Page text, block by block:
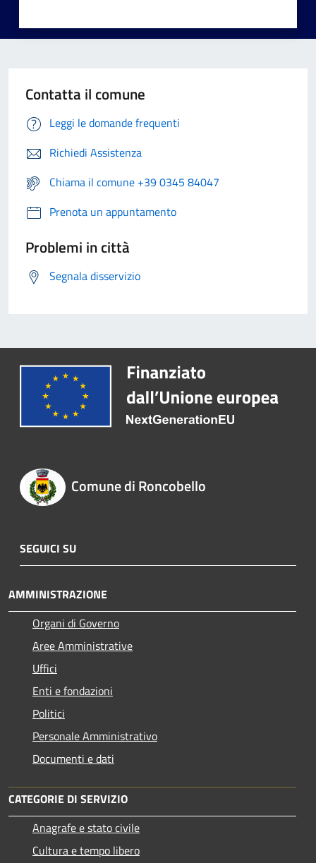
Contatta il comune
Leggi le domande frequenti
Richiedi Assistenza
Chiama il comune +39 0345 84047
Prenota un appuntamento
Problemi in città
Segnala disservizio
Comune di Roncobello
SEGUICI SU
AMMINISTRAZIONE
Organi di Governo
Aree Amministrative
Uffici
Enti e fondazioni
Politici
Personale Amministrativo
Documenti e dati
CATEGORIE DI SERVIZIO
Anagrafe e stato civile
Cultura e tempo libero